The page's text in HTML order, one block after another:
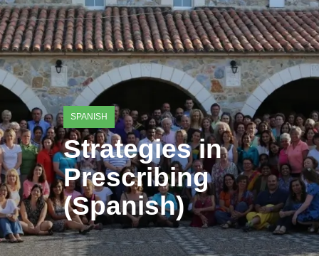
SPANISH
Strategies in
Prescribing
(Spanish)